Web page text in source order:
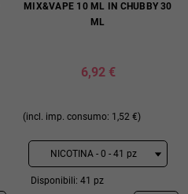
MIX&VAPE 10 ML IN CHUBBY 30
ML
6,92 €
(incl. imp. consumo: 1,52 €)
Disponibili: 41 pz